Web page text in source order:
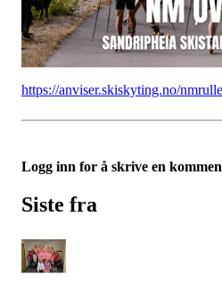
https://anviser.skiskyting.no/
Logg inn for å skrive en
Siste fra